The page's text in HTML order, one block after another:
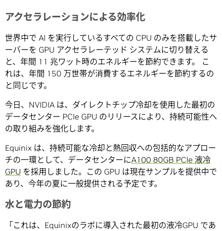
アクセラレーションによる効率化
世界中で AI を実行しているすべての CPU のみを搭載したサ
ーバーを GPU アクセラレーテッド システムに切り替える
と、年間 11 兆ワット時のエネルギーを節約できます。 こ
れは、年間 150 万世帯が消費するエネルギーを節約するの
と同じです。
今日、NVIDIA は、ダイレクトチップ冷却を使用した最初の
データセンター PCIe GPU のリリースにより、持続可能性へ
の取り組みを強化します。
Equinix は、持続可能な冷却と熱回収への包括的なアプロー
チの一環として、データセンターにA100 80GB PCIe 液冷
GPU を採用しました。この GPU は現在サンプルを提供中で
あり、今年の夏に一般提供される予定です。
水と電力の節約
「これは、Equinixのラボに導入された最初の液冷GPU であ